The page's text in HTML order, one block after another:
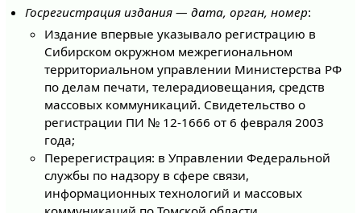
Госрегистрация издания — дата, орган, номер:
Издание впервые указывало регистрацию в
Сибирском окружном межрегиональном
территориальном управлении Министерства РФ
по делам печати, телерадиовещания, средств
массовых коммуникаций. Свидетельство о
регистрации ПИ № 12-1666 от 6 февраля 2003
года;
Перерегистрация: в Управлении Федеральной
службы по надзору в сфере связи,
информационных технологий и массовых